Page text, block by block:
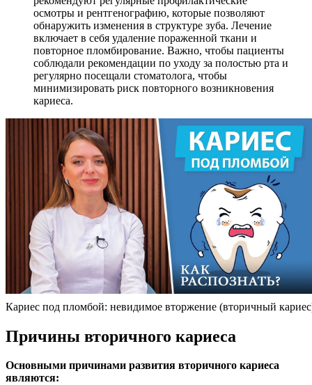
осмотры и рентгенографию, которые позволяют
обнаружить изменения в структуре зуба. Лечение
включает в себя удаление пораженной ткани и
повторное пломбирование. Важно, чтобы пациенты
соблюдали рекомендации по уходу за полостью рта и
регулярно посещали стоматолога, чтобы
минимизировать риск повторного возникновения
кариеса.
Кариес под пломбой: невидимое вторжение (вторичный
Причины вторичного кариеса
Основными причинами развития вторичного кариеса
являются: